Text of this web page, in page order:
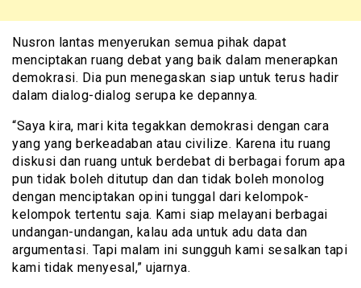
Nusron lantas menyerukan semua pihak dapat
menciptakan ruang debat yang baik dalam menerapkan
demokrasi. Dia pun menegaskan siap untuk terus hadir
dalam dialog-dialog serupa ke depannya.
“Saya kira, mari kita tegakkan demokrasi dengan cara
yang yang berkeadaban atau civilize. Karena itu ruang
diskusi dan ruang untuk berdebat di berbagai forum apa
pun tidak boleh ditutup dan dan tidak boleh monolog
dengan menciptakan opini tunggal dari kelompok-
kelompok tertentu saja. Kami siap melayani berbagai
undangan-undangan, kalau ada untuk adu data dan
argumentasi. Tapi malam ini sungguh kami sesalkan tapi
kami tidak menyesal,” ujarnya.